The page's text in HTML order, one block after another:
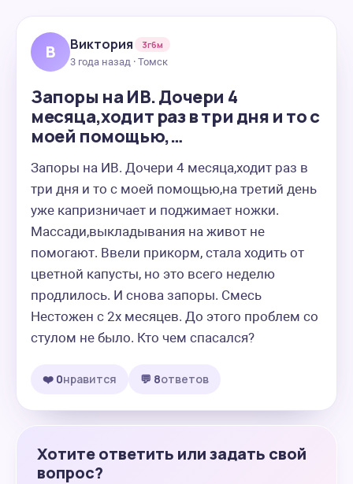
В Виктория
3г6м
3 года назад · Томск
Запоры на ИВ. Дочери 4
месяца,ходит раз в три дня и то с
моей помощью,…
Запоры на ИВ. Дочери 4 месяца,ходит раз в
три дня и то с моей помощью,на третий день
уже капризничает и поджимает ножки.
Массади,выкладывания на живот не
помогают. Ввели прикорм, стала ходить от
цветной капусты, но это всего неделю
продлилось. И снова запоры. Смесь
Нестожен с 2х месяцев. До этого проблем со
стулом не было. Кто чем спасался?
❤️ 0нравится 💬 8ответов
Хотите ответить или задать свой
вопрос?